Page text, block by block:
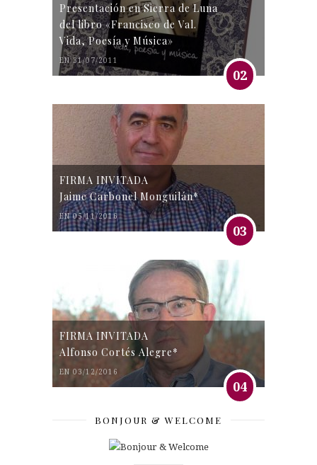
Presentación en Sierra de Luna
del libro «Francisco de Val.
Vida, Poesía y Música»
EN 31/07/2011
02
FIRMA INVITADA
Jaime Carbonel Monguilán*
EN 05/11/2016
03
FIRMA INVITADA
Alfonso Cortés Alegre*
EN 03/12/2016
04
BONJOUR & WELCOME